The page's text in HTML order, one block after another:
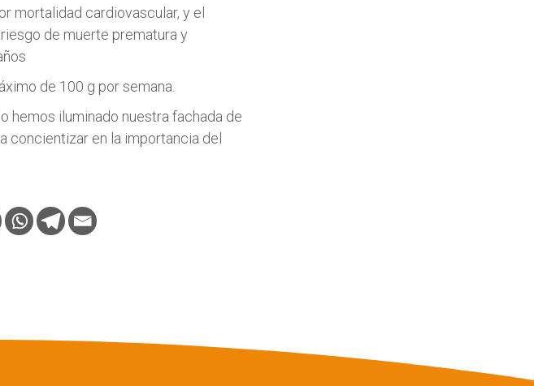
mortalidad cardiovascular, y el
de muerte prematura y
de 100 g por semana.
hemos iluminado nuestra fachada de
concientizar en la importancia del